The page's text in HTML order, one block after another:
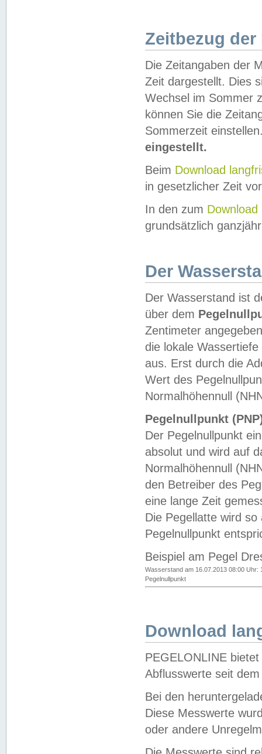
Zeitbezug der
Die Zeitangaben der
Zeit dargestellt. Dies
Wechsel im Sommer
können Sie die
Sommerzeit
eingestellt.
Beim Download
in gesetzlicher Zeit
In den zum Download
grundsätzlich
Der
Der Wasserstand ist
über dem
Zentimeter
die lokale
aus. Erst durch die
Wert des
Normalhöhennull
Pegelnullpunkt
Der Pegelnullpunkt
absolut und wird auf
Normalhöhennull
den Betreiber des
eine lange Zeit
Die Pegellatte wird
Pegelnullpunkt
Beispiel am Pegel
Wasserstand am 16.07.2013 08:00 Uhr:
Pegelnullpunkt
Download
PEGELONLINE
Abflusswerte seit
Bei den
Diese Messwerte
oder andere